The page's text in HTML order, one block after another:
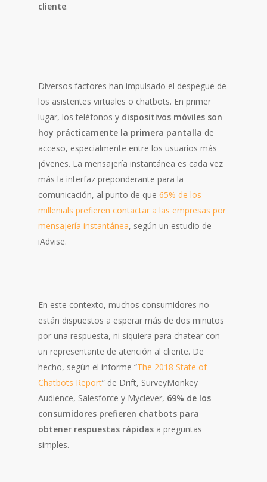
cliente.
Diversos factores han impulsado el despegue de
los asistentes virtuales o chatbots. En primer
lugar, los teléfonos y dispositivos móviles son
hoy prácticamente la primera pantalla de
acceso, especialmente entre los usuarios más
jóvenes. La mensajería instantánea es cada vez
más la interfaz preponderante para la
comunicación, al punto de que 65% de los
millenials prefieren contactar a las empresas por
mensajería instantánea, según un estudio de
iAdvise.
En este contexto, muchos consumidores no
están dispuestos a esperar más de dos minutos
por una respuesta, ni siquiera para chatear con
un representante de atención al cliente. De
hecho, según el informe “The 2018 State of
Chatbots Report” de Drift, SurveyMonkey
Audience, Salesforce y Myclever, 69% de los
consumidores prefieren chatbots para
obtener respuestas rápidas a preguntas
simples.